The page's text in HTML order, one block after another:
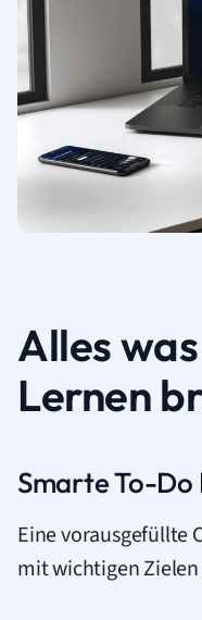
Alles
Lernen
Smarte To-Do
Eine vorausgefüllte
mit wichtigen